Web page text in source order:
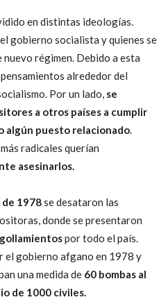
en distintas ideologías.
gobierno socialista y quienes se
régimen. Debido a esta
alrededor del
Por un lado, se
a otros países a cumplir
algún puesto relacionado
radicales querían
asesinarlos.
1978se desataron las
donde se presentaron
por todo el país.
el gobierno afgano en 1978 y
una medida de 60 bombas al
de 1000 civiles.